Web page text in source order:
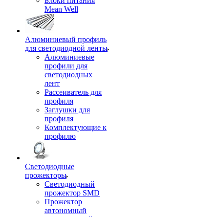
Mean Well
Алюминиевый профиль
для светодиодной ленты
Алюминиевые
профили для
светодиодных
лент
Рассеиватель для
профиля
Заглушки для
профиля
Комплектующие к
профилю
Светодиодные
прожекторы
Светодиодный
прожектор SMD
Прожектор
автономный